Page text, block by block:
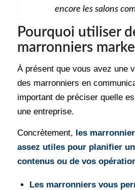
encore les salons
Pourquoi utiliser
marronniers
À présent que vous avez une
des marronniers en
important de préciser quelle
une entreprise.
Concrètement, les
assez utiles pour planifier
contenus ou de vos
Les marronniers vous